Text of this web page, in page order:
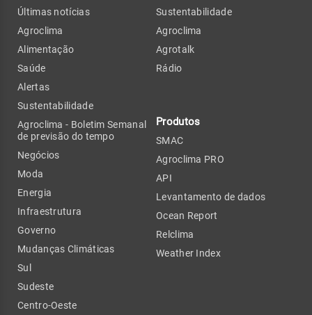
Últimas notícias
Agroclima
Alimentação
Saúde
Alertas
Sustentabilidade
Agroclima - Boletim Semanal
de previsão do tempo
Negócios
Moda
Energia
Infraestrutura
Governo
Mudanças Climáticas
Sul
Sudeste
Centro-Oeste
Sustentabilidade
Agroclima
Agrotalk
Rádio
Produtos
SMAC
Agroclima PRO
API
Levantamento de dados
Ocean Report
Relclima
Weather Index